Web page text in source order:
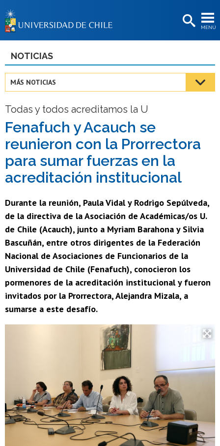
MENÚ
BIBLIOTECAS
Estudiantes
Académicas/os
Funcionarias/os
Egresadas/os
NOTICIAS
MÁS NOTICIAS
Todas y todos acreditamos la U
Fenafuch y Acauch se
reunieron con la Prorrectora
para sumar fuerzas en la
acreditación institucional
Durante la reunión, Paula Vidal y Rodrigo Sepúlveda,
de la directiva de la Asociación de Académicas/os U.
de Chile (Acauch), junto a Myriam Barahona y Silvia
Bascuñán, entre otros dirigentes de la Federación
Nacional de Asociaciones de Funcionarios de la
Universidad de Chile (Fenafuch), conocieron los
pormenores de la acreditación institucional y fueron
invitados por la Prorrectora, Alejandra Mizala, a
sumarse a este desafío.